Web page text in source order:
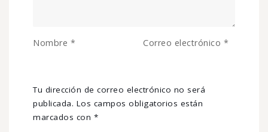
Tu dirección de correo electrónico no será
publicada. Los campos obligatorios están
marcados con *
Nombre * Correo electrónico *